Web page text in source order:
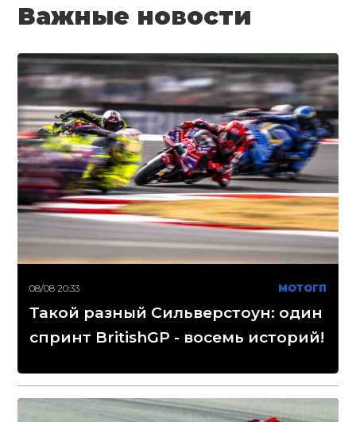
Важные новости
08/08 20:33 МОТОГП
Такой разный Сильверстоун: один
спринт BritishGP - восемь историй!